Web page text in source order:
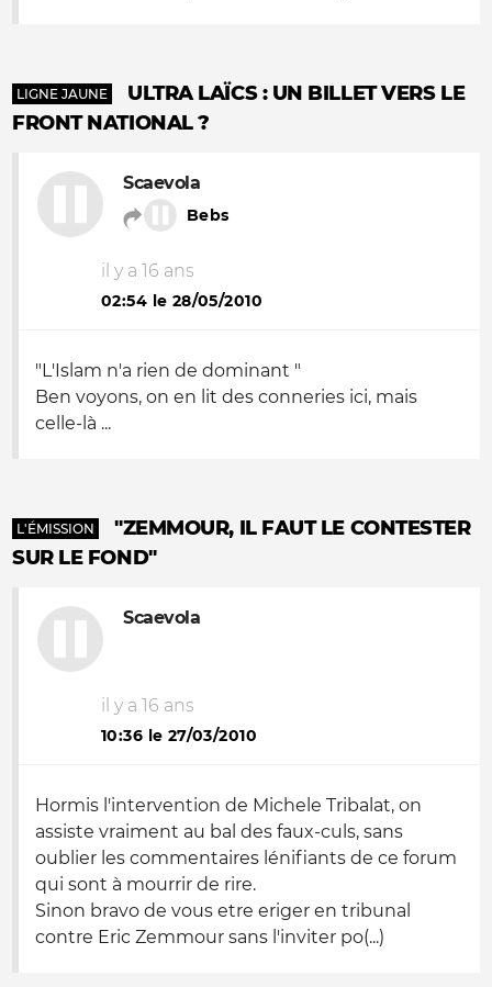
LIGNE JAUNE
ULTRA LAÏCS : UN BILLET VERS LE
FRONT NATIONAL ?
Scaevola
Bebs
il y a 16 ans
02:54 le 28/05/2010
"L'Islam n'a rien de dominant "
Ben voyons, on en lit des conneries ici, mais
celle-là ...
L'ÉMISSION
"ZEMMOUR, IL FAUT LE CONTESTER
SUR LE FOND"
Scaevola
il y a 16 ans
10:36 le 27/03/2010
Hormis l'intervention de Michele Tribalat, on
assiste vraiment au bal des faux-culs, sans
oublier les commentaires lénifiants de ce forum
qui sont à mourrir de rire.
Sinon bravo de vous etre eriger en tribunal
contre Eric Zemmour sans l'inviter po(...)